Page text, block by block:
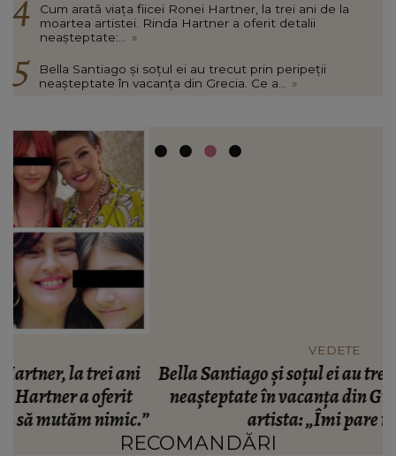
Cum arată viața fiicei Ronei Hartner, la trei ani de la
moartea artistei. Rinda Hartner a oferit detalii
neașteptate:...
»
Bella Santiago și soțul ei au trecut prin peripeții
neașteptate în vacanța din Grecia. Ce a...
»
Bella Santiago și soțul ei au trecut prin peripeții
neașteptate în vacanța din Grecia. Ce a pățit
artista: „Îmi pare rău!”
RECOMANDĂRI